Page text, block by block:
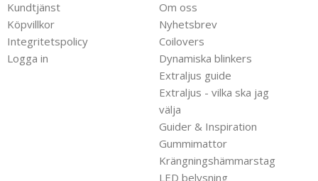
Kundtjänst
Köpvillkor
Integritetspolicy
Logga in
Om oss
Nyhetsbrev
Coilovers
Dynamiska blinkers
Extraljus guide
Extraljus - vilka ska jag
välja
Guider & Inspiration
Gummimattor
Krängningshämmarstag
LED belysning